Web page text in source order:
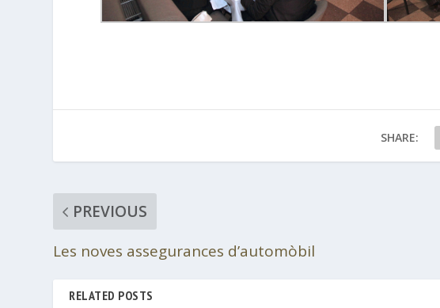
SHARE:
PREVIOUS
Les noves assegurances d’automòbil
RELATED POSTS